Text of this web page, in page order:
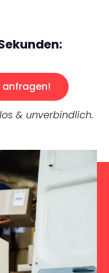
anfragen!
& unverbindlich.